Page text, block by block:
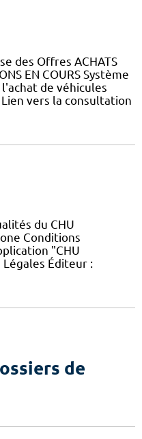
des Offres ACHATS
EN COURS Système
de véhicules
vers la consultation
du CHU
Conditions
"CHU
Éditeur :
de